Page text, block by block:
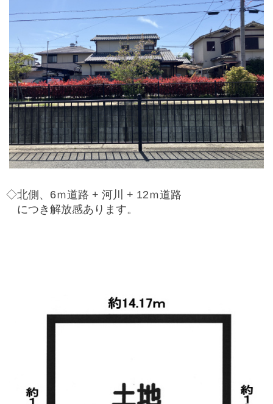
◇北側、6ｍ道路 + 河川 + 12ｍ道路
につき解放感あります。